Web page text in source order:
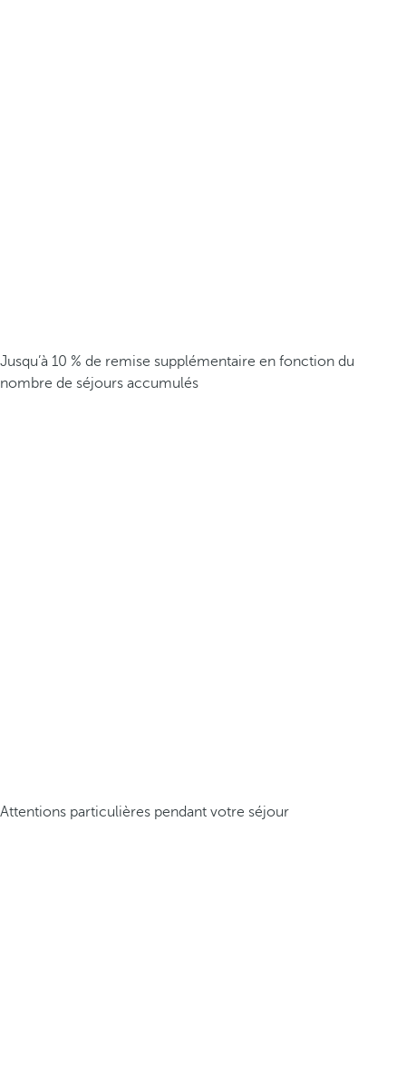
Jusqu’à 10 % de remise supplémentaire en fonction du
nombre de séjours accumulés
Attentions particulières pendant votre séjour